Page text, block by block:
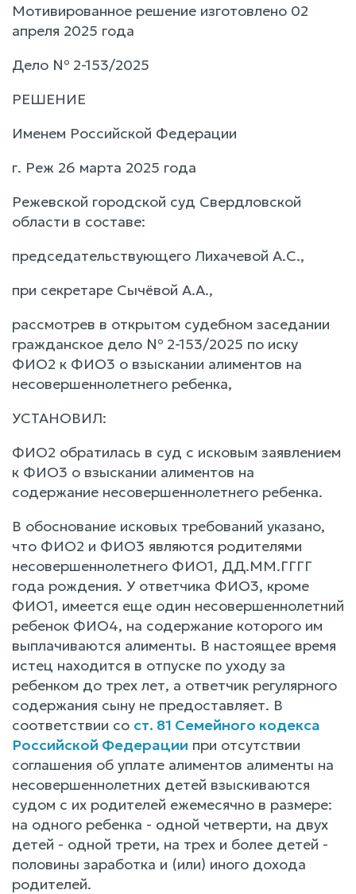
Мотивированное решение изготовлено 02
апреля 2025 года
Дело № 2-153/2025
РЕШЕНИЕ
Именем Российской Федерации
г. Реж 26 марта 2025 года
Режевской городской суд Свердловской
области в составе:
председательствующего Лихачевой А.С.,
при секретаре Сычёвой А.А.,
рассмотрев в открытом судебном заседании
гражданское дело № 2-153/2025 по иску
ФИО2 к ФИО3 о взыскании алиментов на
несовершеннолетнего ребенка,
УСТАНОВИЛ:
ФИО2 обратилась в суд с исковым заявлением
к ФИО3 о взыскании алиментов на
содержание несовершеннолетнего ребенка.
В обоснование исковых требований указано,
что ФИО2 и ФИО3 являются родителями
несовершеннолетнего ФИО1, ДД.ММ.ГГГГ
года рождения. У ответчика ФИО3, кроме
ФИО1, имеется еще один несовершеннолетний
ребенок ФИО4, на содержание которого им
выплачиваются алименты. В настоящее время
истец находится в отпуске по уходу за
ребенком до трех лет, а ответчик регулярного
содержания сыну не предоставляет. В
соответствии со ст. 81 Семейного кодекса
Российской Федерации при отсутствии
соглашения об уплате алиментов алименты на
несовершеннолетних детей взыскиваются
судом с их родителей ежемесячно в размере:
на одного ребенка - одной четверти, на двух
детей - одной трети, на трех и более детей -
половины заработка и (или) иного дохода
родителей.